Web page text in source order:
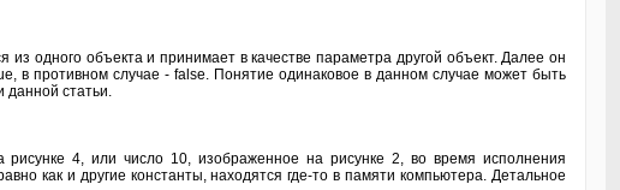
одного объекта и принимает в качестве параметра другой объект. Далее он
в противном случае - false. Понятие одинаковое в данном случае может быть
данной статьи.
4, или число 10, изображенное на рисунке 2, во время исполнения
как и другие константы, находятся где-то в памяти компьютера. Детальное